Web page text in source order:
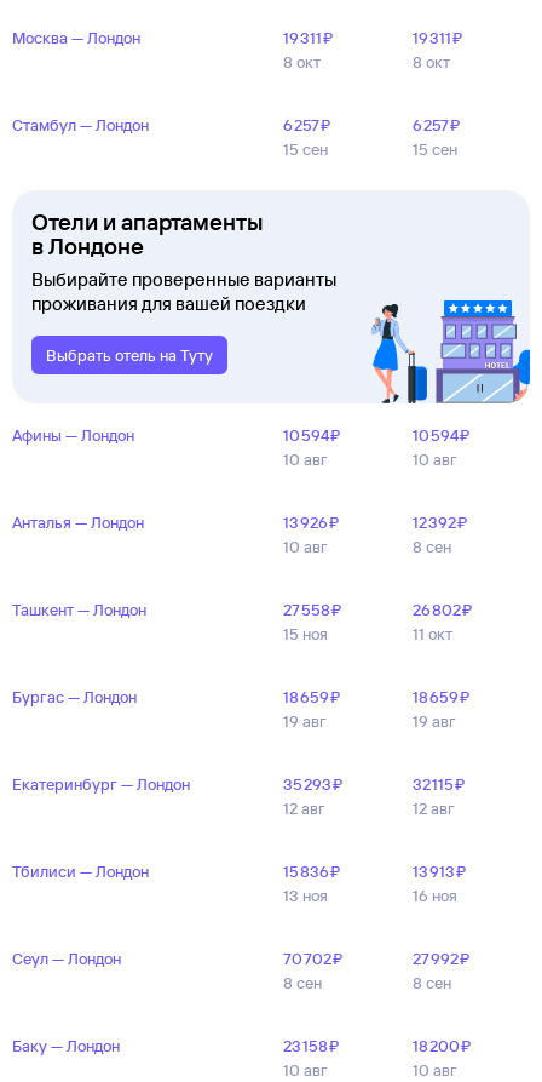
Москва — Лондон
19 ⁠311 ⁠₽
8 окт
19 ⁠311 ⁠₽
8 окт
Стамбул — Лондон
6 ⁠257 ⁠₽
15 сен
6 ⁠257 ⁠₽
15 сен
Отели и апартаменты
в Лондоне
Выбирайте проверенные варианты
проживания для вашей поездки
Выбрать отель на Туту
Афины — Лондон
10 ⁠594 ⁠₽
10 авг
10 ⁠594 ⁠₽
10 авг
Анталья — Лондон
13 ⁠926 ⁠₽
10 авг
12 ⁠392 ⁠₽
8 сен
Ташкент — Лондон
27 ⁠558 ⁠₽
15 ноя
26 ⁠802 ⁠₽
11 окт
Бургас — Лондон
18 ⁠659 ⁠₽
19 авг
18 ⁠659 ⁠₽
19 авг
Екатеринбург — Лондон
35 ⁠293 ⁠₽
12 авг
32 ⁠115 ⁠₽
12 авг
Тбилиси — Лондон
15 ⁠836 ⁠₽
13 ноя
13 ⁠913 ⁠₽
16 ноя
Сеул — Лондон
70 ⁠702 ⁠₽
8 сен
27 ⁠992 ⁠₽
8 сен
Баку — Лондон
23 ⁠158 ⁠₽
10 авг
18 ⁠200 ⁠₽
10 авг